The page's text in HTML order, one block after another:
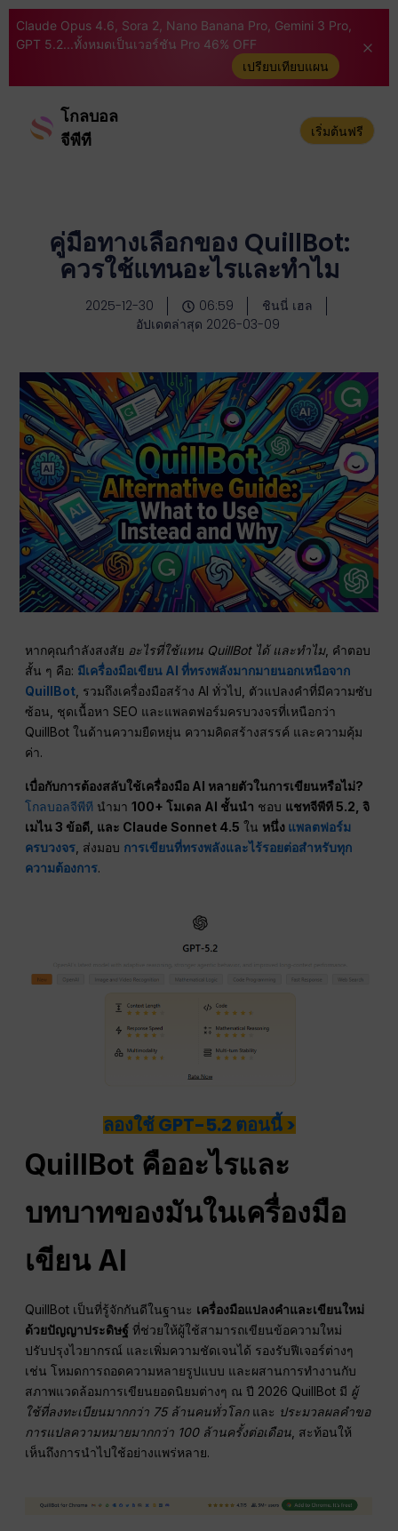
Claude Opus 4.6, Sora 2, Nano Banana Pro, Gemini 3 Pro,
GPT 5.2...ทั้งหมดเป็นเวอร์ชัน Pro 46% OFF
เปรียบเทียบแผน
โกลบอล
จีพีที
เริ่มต้นฟรี
คู่มือทางเลือกของ QuillBot:
ควรใช้แทนอะไรและทำไม
2025-12-30 06:59
ชินนี่ เฮล
อัปเดตล่าสุด 2026-03-09
หากคุณกำลังสงสัย อะไรที่ใช้แทน QuillBot ได้ และทำไม, คำตอบ
สั้น ๆ คือ: มีเครื่องมือเขียน AI ที่ทรงพลังมากมายนอกเหนือจาก
QuillBot , รวมถึงเครื่องมือสร้าง AI ทั่วไป, ตัวแปลงคำที่มีความซับ
ซ้อน, ชุดเนื้อหา SEO และแพลตฟอร์มครบวงจรที่เหนือกว่า
QuillBot ในด้านความยืดหยุ่น ความคิดสร้างสรรค์ และความคุ้ม
ค่า.
เบื่อกับการต้องสลับใช้เครื่องมือ AI หลายตัวในการเขียนหรือไม่?
โกลบอลจีพีที นำมา100+ โมเดล AI ชั้นนำ ชอบ แชทจีพีที5.2, จิ
เมไน 3 ข้อดี , และ Claude Sonnet 4.5 ใน หนึ่ง แพลตฟอร์ม
ครบวงจร , ส่งมอบ การเขียนที่ทรงพลังและไร้รอยต่อสำหรับทุก
ความต้องการ.
ลองใช้ GPT-5.2 ตอนนี้ >
QuillBot คืออะไรและ
บทบาทของมันในเครื่องมือ
เขียน AI
QuillBot เป็นที่รู้จักกันดีในฐานะ เครื่องมือแปลงคำและเขียนใหม่
ด้วยปัญญาประดิษฐ์ ที่ช่วยให้ผู้ใช้สามารถเขียนข้อความใหม่
ปรับปรุงไวยากรณ์ และเพิ่มความชัดเจนได้ รองรับฟีเจอร์ต่างๆ
เช่น โหมดการถอดความหลายรูปแบบ และผสานการทำงานกับ
สภาพแวดล้อมการเขียนยอดนิยมต่างๆ ณ ปี 2026 QuillBot มี ผู้
ใช้ที่ลงทะเบียนมากกว่า 75 ล้านคนทั่วโลกและ ประมวลผลคำขอ
การแปลความหมายมากกว่า 100 ล้านครั้งต่อเดือน , สะท้อนให้
เห็นถึงการนำไปใช้อย่างแพร่หลาย.